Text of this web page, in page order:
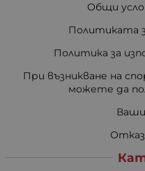
Общи
Политиката
Политика за
При възникване на
можете да